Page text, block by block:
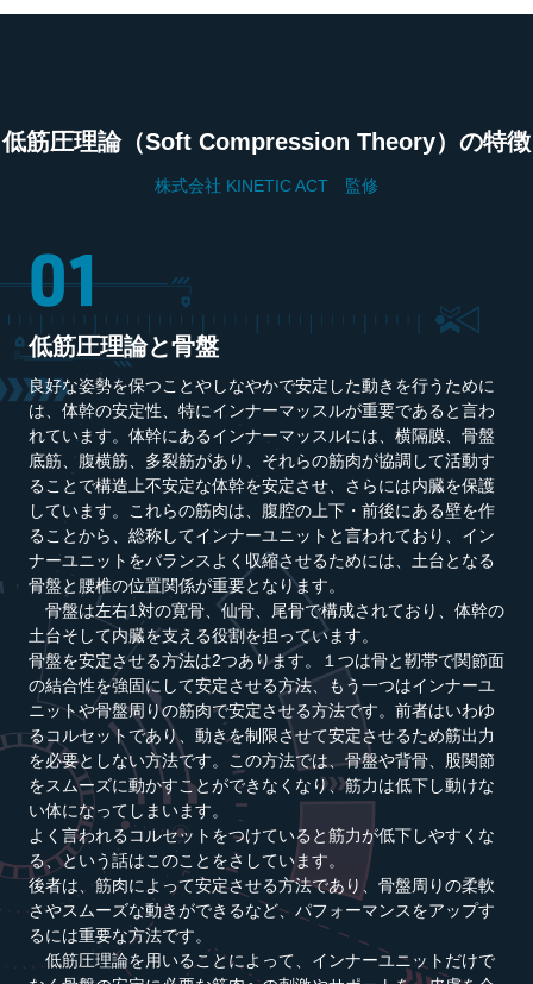
低筋圧理論（Soft Compression Theory）の特徴
株式会社 KINETIC ACT 監修
低筋圧理論と骨盤
良好な姿勢を保つことやしなやかで安定した動きを行うために
は、体幹の安定性、特にインナーマッスルが重要であると言わ
れています。体幹にあるインナーマッスルには、横隔膜、骨盤
底筋、腹横筋、多裂筋があり、それらの筋肉が協調して活動す
ることで構造上不安定な体幹を安定させ、さらには内臓を保護
しています。これらの筋肉は、腹腔の上下・前後にある壁を作
ることから、総称してインナーユニットと言われており、イン
ナーユニットをバランスよく収縮させるためには、土台となる
骨盤と腰椎の位置関係が重要となります。
骨盤は左右1対の寛骨、仙骨、尾骨で構成されており、体幹の
土台そして内臓を支える役割を担っています。
骨盤を安定させる方法は2つあります。１つは骨と靭帯で関節面
の結合性を強固にして安定させる方法、もう一つはインナーユ
ニットや骨盤周りの筋肉で安定させる方法です。前者はいわゆ
るコルセットであり、動きを制限させて安定させるため筋出力
を必要としない方法です。この方法では、骨盤や背骨、股関節
をスムーズに動かすことができなくなり、筋力は低下し動けな
い体になってしまいます。
よく言われるコルセットをつけていると筋力が低下しやすくな
る、という話はこのことをさしています。
後者は、筋肉によって安定させる方法であり、骨盤周りの柔軟
さやスムーズな動きができるなど、パフォーマンスをアップす
るには重要な方法です。
低筋圧理論を用いることによって、インナーユニットだけで